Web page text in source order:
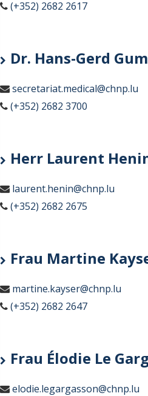
(+352) 2682 2617
Dr. Hans-Gerd
secretariat.medical@chnp.lu
(+352) 2682 3700
Herr Laurent
laurent.henin@chnp.lu
(+352) 2682 2675
Frau Martine
martine.kayser@chnp.lu
(+352) 2682 2647
Frau Élodie Le
elodie.legargasson@chnp.lu